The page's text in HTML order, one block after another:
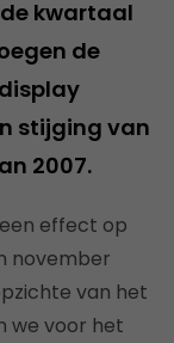
kwartaal
de
stijging van
2007.
effect op
november
van het
we voor het